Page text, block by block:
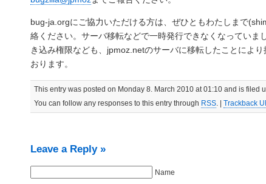
bug-ja.orgにご協力いただける方は、ぜひともわたしまで
絡ください。サーバ移転などで一時発行できなくなっていま
き込み権限なども、jpmoz.netのサーバに移転したことによ
おります。
This entry was posted on Monday 8. March 2010 at 01:10 and is filed
You can follow any responses to this entry through RSS . | Trackback
Leave a Reply »
Name